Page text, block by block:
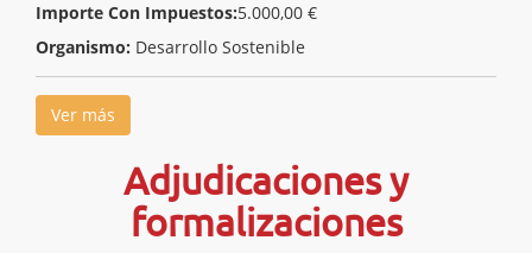
Importe Con Impuestos:5.000,00 €
Organismo: Desarrollo Sostenible
Ver más
Adjudicaciones y
formalizaciones